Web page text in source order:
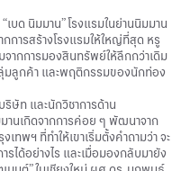
บด นิมมาน” โรงแรมในย่านนิมมาน
กการสร้างโรงแรมให้ใหญ่ที่สุด หรู
ากการมองสินทรัพย์ให้ลึกกว่าเดิม
มลูกค้า และพฤติกรรมของนักท่อง
ษัท และนักวิชาการด้าน
านเกิดจากการค่อย ๆ พัฒนาจาก
ทพฯ ที่ทำให้เขาเริ่มตั้งคำถามว่า จะ
ได้อย่างไร และเมื่อมองกลับมายัง